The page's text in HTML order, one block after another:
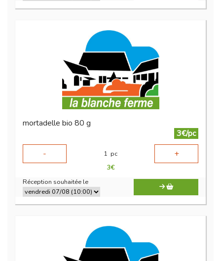
mortadelle bio 80 g
3€/pc
-
1 pc +
3€
Réception souhaitée le